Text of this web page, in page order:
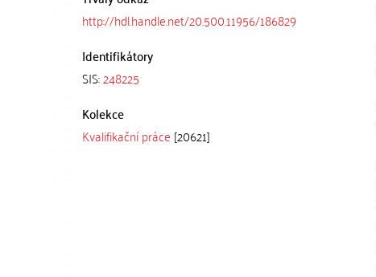
http://hdl.handle.net/20.500.11956/186829
Identifikátory
SIS:248225
Kolekce
Kvalifikační práce [20621]